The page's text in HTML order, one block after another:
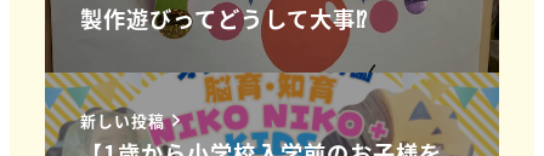
製作遊びってどうして大事⁉
新しい投稿